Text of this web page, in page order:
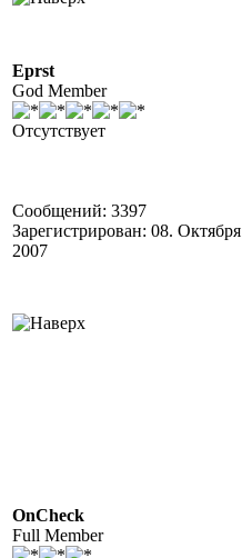
Eprst
God Member
Отсутствует
Сообщений: 3397
Зарегистрирован: 08. Октября
2007
OnCheck
Full Member